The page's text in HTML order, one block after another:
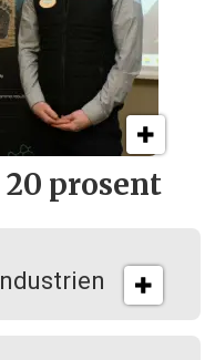
prosent